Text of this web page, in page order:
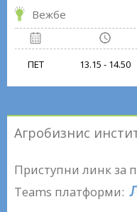
Вежбе
ПЕТ 13.15 - 14.50
Агробизнис
Приступни линк за
Teams платформи: